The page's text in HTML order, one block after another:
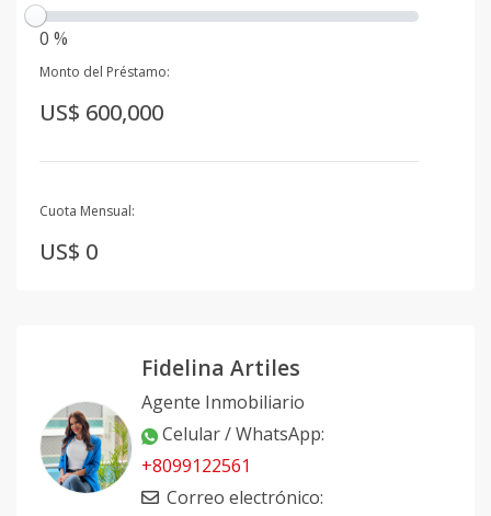
0 %
Monto del Préstamo:
US$ 600,000
Cuota Mensual:
US$ 0
Fidelina Artiles
Agente Inmobiliario
Celular / WhatsApp:
+8099122561
Correo electrónico: